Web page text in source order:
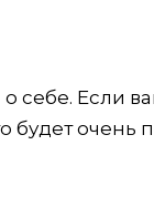
Если
будет очень